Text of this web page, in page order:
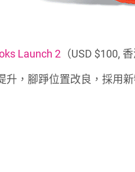
Launch 2 （USD $100,
升，腳踭位置改良，採用